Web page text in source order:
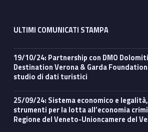
ULTIMI COMUNICATI STAMPA
19/10/24: Partnership con DMO Dolomiti Bellunesi e
Destination Verona & Garda
studio di dati turistici
25/09/24: Sistema economico e legalità, regole e
strumenti per la lotta all’economia
Regione del Veneto-Unioncamere del